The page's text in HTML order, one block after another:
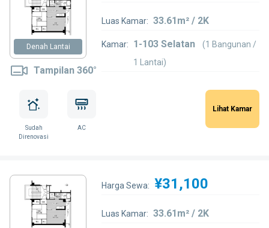
Denah Lantai
Tampilan 360°
Luas Kamar: 33.61m² / 2K
Kamar: 1-103 Selatan
(1 Bangunan /
1 Lantai)
Sudah
Direnovasi
AC
Lihat Kamar
Harga Sewa: ¥31,100
Luas Kamar: 33.61m² / 2K